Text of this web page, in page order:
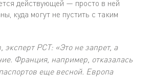
действующей — просто в ней
куда могут не пустить с таким
эксперт РСТ: «Это не запрет, а
Франция, например, отказалась
еще весной. Европа